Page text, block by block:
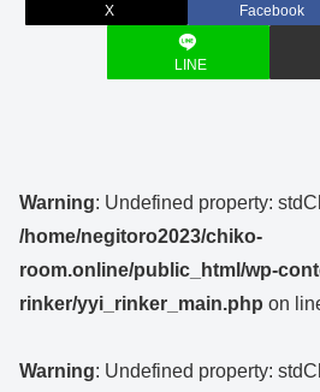
X Facebook
LINE
Warning: Undefined property:
/home/negitoro2023/chiko-
room.online/public_html/wp-
rinker/yyi_rinker_main.php on
Warning: Undefined property: